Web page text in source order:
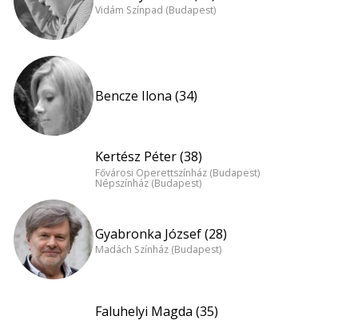
Vidám Színpad (Budapest)
Bencze Ilona (34)
Kertész Péter (38)
Fővárosi Operettszínház (Budapest)
Népszínház (Budapest)
Gyabronka József (28)
Madách Színház (Budapest)
Faluhelyi Magda (35)